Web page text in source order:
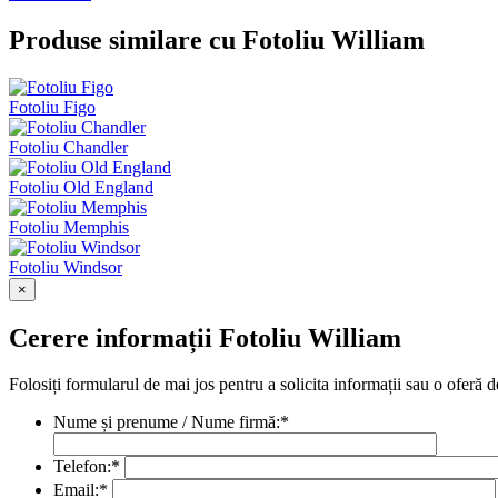
Produse similare cu Fotoliu William
Fotoliu Figo
Fotoliu Chandler
Fotoliu Old England
Fotoliu Memphis
Fotoliu Windsor
×
Cerere informații Fotoliu William
Folosiți formularul de mai jos pentru a solicita informații sau o oferă
Nume și prenume / Nume firmă:*
Telefon:*
Email:*